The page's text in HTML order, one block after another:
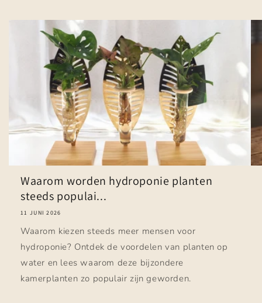
Waarom worden hydroponie planten
steeds populai...
11 JUNI 2026
Waarom kiezen steeds meer mensen voor
hydroponie? Ontdek de voordelen van planten op
water en lees waarom deze bijzondere
kamerplanten zo populair zijn geworden.